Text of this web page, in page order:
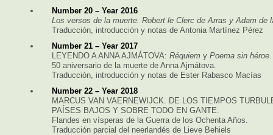
Number 20 – Year 2016
Los versos de la muerte. Robert le Clerc de Arras y Adam de
Traducción, introducción y notas de Antonia Martínez Pérez
Number 21 – Year 2017
LEYENDO A ANNA AJMÁTOVA: Réquiem y Poema sin héroe.
50 aniversario de la muerte de Anna Ajmátova.
Traducción, introducción y notas de Ester Rabasco Macías
Number 22 – Year 2018
MARCUS VAN VAERNEWIJCK. DE LOS TIEMPOS
PAÍSES BAJOS Y SOBRE TODO EN GANTE.
Flandes en vísperas de la Guerra de los Ochenta Años.
Traducción parcial del neerlandés de Lieve Behiels